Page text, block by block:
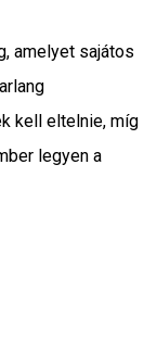
amelyet sajátos
kell eltelnie, míg
legyen a